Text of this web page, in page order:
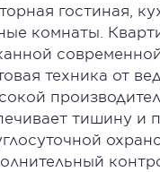
гостиная,
комнаты.
техника от
тишину и